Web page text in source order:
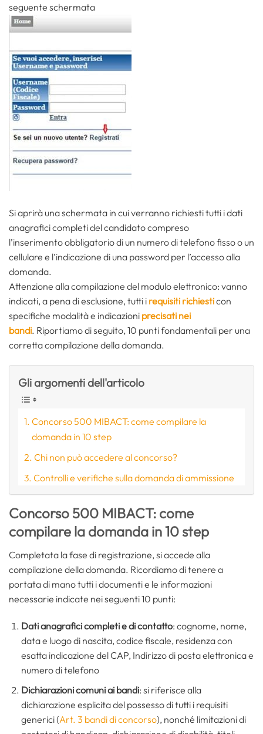
seguente schermata
Si aprirà una schermata in cui verranno richiesti tutti i dati
anagrafici completi del candidato compreso
l’inserimento obbligatorio di un numero di telefono fisso o un
cellulare e l’indicazione di una password per l’accesso alla
domanda.
Attenzione alla compilazione del modulo elettronico: vanno
indicati, a pena di esclusione, tutti i requisiti richiesticon
specifiche modalità e indicazioni precisati nei
bandi. Riportiamo di seguito, 10 punti fondamentali per una
corretta compilazione della domanda.
Gli argomenti dell'articolo
Concorso 500 MIBACT: come compilare la
domanda in 10 step
Chi non può accedere al concorso?
Controlli e verifiche sulla domanda di ammissione
Concorso 500 MIBACT: come
compilare la domanda in 10 step
Completata la fase di registrazione, si accede alla
compilazione della domanda. Ricordiamo di tenere a
portata di mano tutti i documenti e le informazioni
necessarie indicate nei seguenti 10 punti:
Dati anagrafici completi e di contatto: cognome, nome,
data e luogo di nascita, codice fiscale, residenza con
esatta indicazione del CAP, Indirizzo di posta elettronica e
numero di telefono
Dichiarazioni comuni ai bandi: si riferisce alla
dichiarazione esplicita del possesso di tutti i requisiti
generici (Art. 3 bandi di concorso), nonché limitazioni di